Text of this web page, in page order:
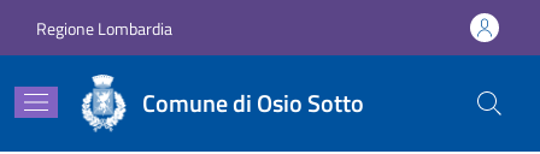
Regione Lombardia
Comune di Osio Sotto